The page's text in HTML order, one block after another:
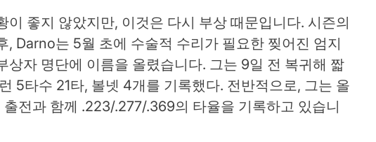
이 좋지 않았지만, 이것은 다시 부상 때문입니다. 시즌의
, Darno는 5월 초에 수술적 수리가 필요한 찢어진 엄지
상자 명단에 이름을 올렸습니다. 그는 9일 전 복귀해 짧
5타수 21타, 볼넷 4개를 기록했다. 전반적으로, 그는 올
출전과 함께 .223/.277/.369의 타율을 기록하고 있습니